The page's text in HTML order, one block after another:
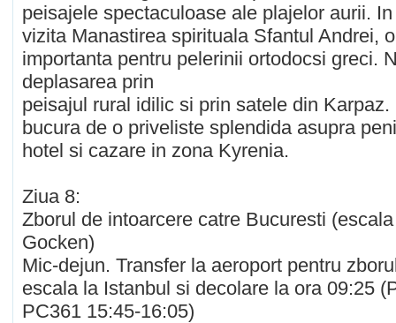
peisajele spectaculoase ale plajelor aurii.
vizita Manastirea spirituala Sfantul Andrei,
importanta pentru pelerinii ortodocsi greci.
deplasarea prin
peisajul rural idilic si prin satele din
bucura de o priveliste splendida asupra
hotel si cazare in zona Kyrenia.
Ziua 8:
Zborul de intoarcere catre Bucuresti
Gocken)
Mic-dejun. Transfer la aeroport pentru
escala la Istanbul si decolare la ora 09:25
PC361 15:45-16:05)